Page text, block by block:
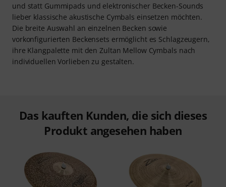
und statt Gummipads und elektronischer Becken-Sounds
lieber klassische akustische Cymbals einsetzen möchten.
Die breite Auswahl an einzelnen Becken sowie
vorkonfigurierten Beckensets ermöglicht es Schlagzeugern,
ihre Klangpalette mit den Zultan Mellow Cymbals nach
individuellen Vorlieben zu gestalten.
Das kauften Kunden, die sich dieses
Produkt angesehen haben